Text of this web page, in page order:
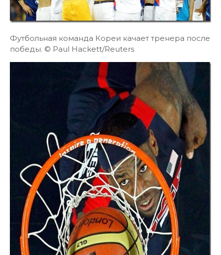
Футбольная команда Кореи качает тренера после
победы. © Paul Hackett/Reuters